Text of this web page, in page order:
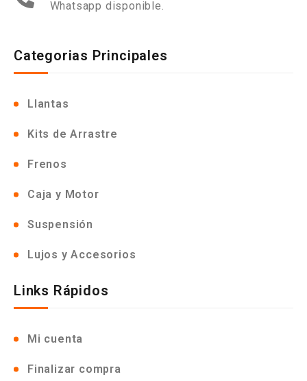
Whatsapp disponible.
Categorias Principales
Llantas
Kits de Arrastre
Frenos
Caja y Motor
Suspensión
Lujos y Accesorios
Links Rápidos
Mi cuenta
Finalizar compra